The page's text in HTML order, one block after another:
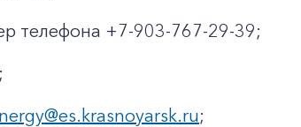
телефона +7-903-767-29-39;
;